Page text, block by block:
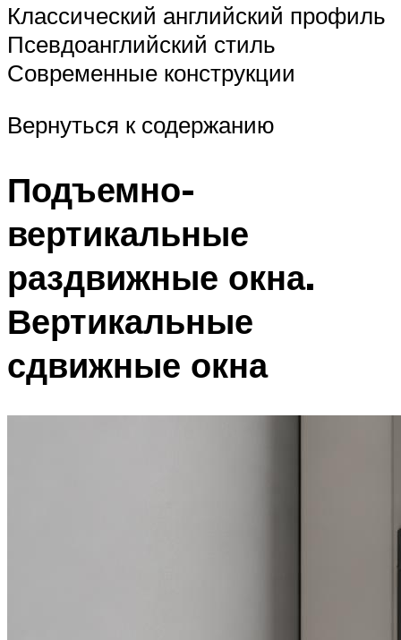
Классический английский профиль
Псевдоанглийский стиль
Современные конструкции
Вернуться к содержанию
Подъемно-
вертикальные
раздвижные окна.
Вертикальные
сдвижные окна